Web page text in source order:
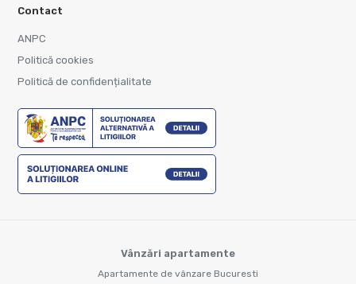
Contact
ANPC
Politică cookies
Politică de confidențialitate
Vânzări apartamente
Apartamente de vânzare Bucuresti